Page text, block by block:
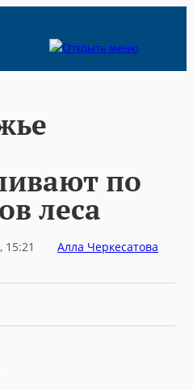
по
леса
15:21 Алла Черкесатова